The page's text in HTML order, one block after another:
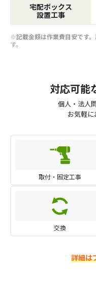
宅配ボックス
設置工事
※記載金額は作業費目安です。
す。
対応可能
個人・法人
お気軽
取付・固定工事
交換
詳細は